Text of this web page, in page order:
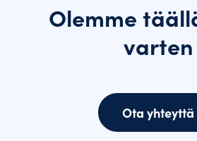
Olemme
varten
Ota yhteyttä